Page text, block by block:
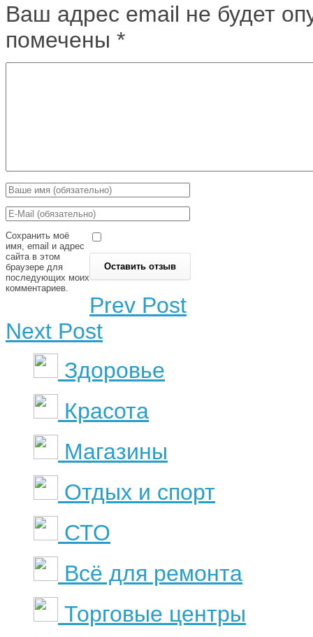
Ваш адрес email не будет
помечены *
Сохранить моё
имя, email и адрес
сайта в этом
браузере для
последующих моих
комментариев.
Prev Post
Next Post
Здоровье
Красота
Магазины
Отдых и спорт
СТО
Всё для ремонта
Торговые центры